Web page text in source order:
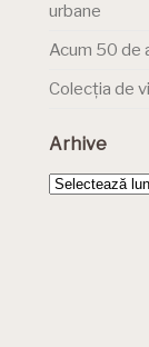
urbane
Acum 50 de
Colecția de
Arhive
Arhive